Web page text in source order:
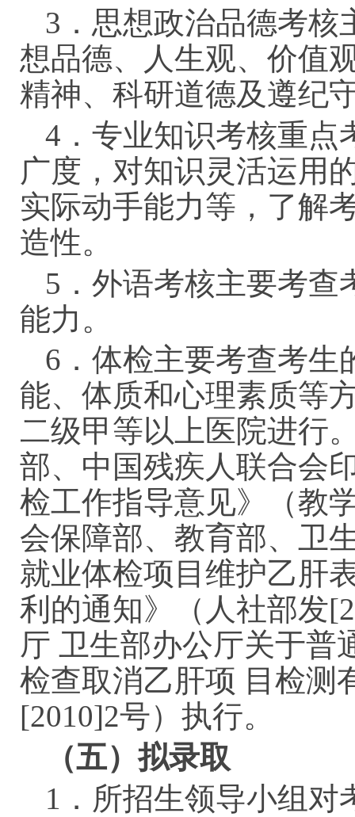
3．思想政治品德考核
想品德、人生观、价值
精神、科研道德及遵纪
4．专业知识考核重点
广度，对知识灵活运用
实际动手能力等，了解
造性。
5．外语考核主要考查
能力。
6．体检主要考查考生
能、体质和心理素质等
二级甲等以上医院进行
部、中国残疾人联合会
检工作指导意见》（教
会保障部、教育部、卫
就业体检项目维护乙肝
利的通知》（人社部发
厅 卫生部办公厅关于普
检查取消乙肝项 目检测
[2010]2号）执行。
（五）拟录取
1．所招生领导小组对